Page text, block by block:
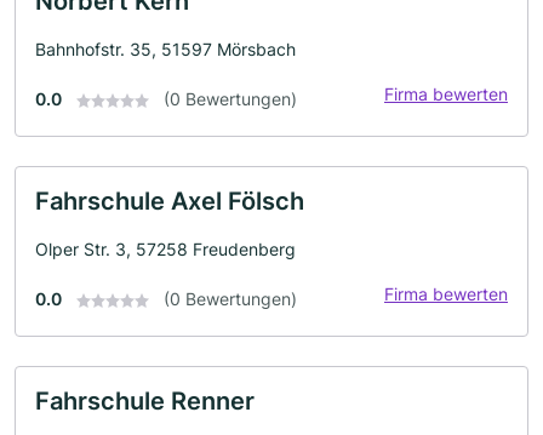
Bahnhofstr. 35, 51597 Mörsbach
0.0 (0 Bewertungen) Firma bewerten
Fahrschule Axel Fölsch
Olper Str. 3, 57258 Freudenberg
0.0 (0 Bewertungen) Firma bewerten
Fahrschule Renner